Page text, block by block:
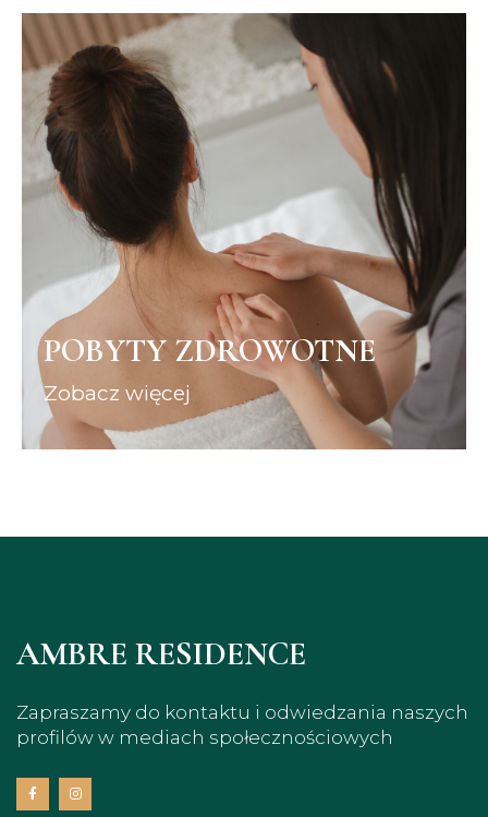
POBYTY ZDROWOTNE
Zobacz więcej
POBYTY ZDROWOTNE
Zapraszamy do zapoznania się z naszą
ofertą.
ZOBACZ
AMBRE RESIDENCE
Zapraszamy do kontaktu i odwiedzania naszych
profilów w mediach społecznościowych